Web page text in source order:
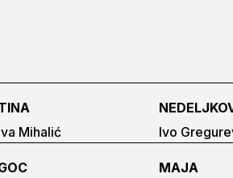
Mihalić
Ivo
MAJA